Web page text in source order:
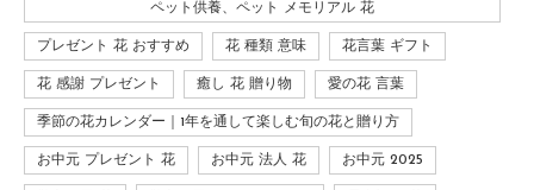
ペット供養、ペット メモリアル 花
プレゼント 花 おすすめ 花 種類 意味 花言葉 ギフト
花 感謝 プレゼント 癒し 花 贈り物 愛の花 言葉
季節の花カレンダー｜1年を通して楽しむ旬の花と贈り方
お中元 プレゼント 花 お中元 法人 花 お中元 2025